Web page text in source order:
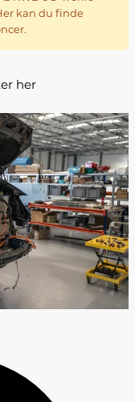
kan du finde
her